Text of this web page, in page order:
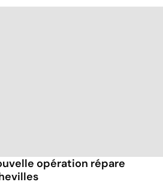
opération répare